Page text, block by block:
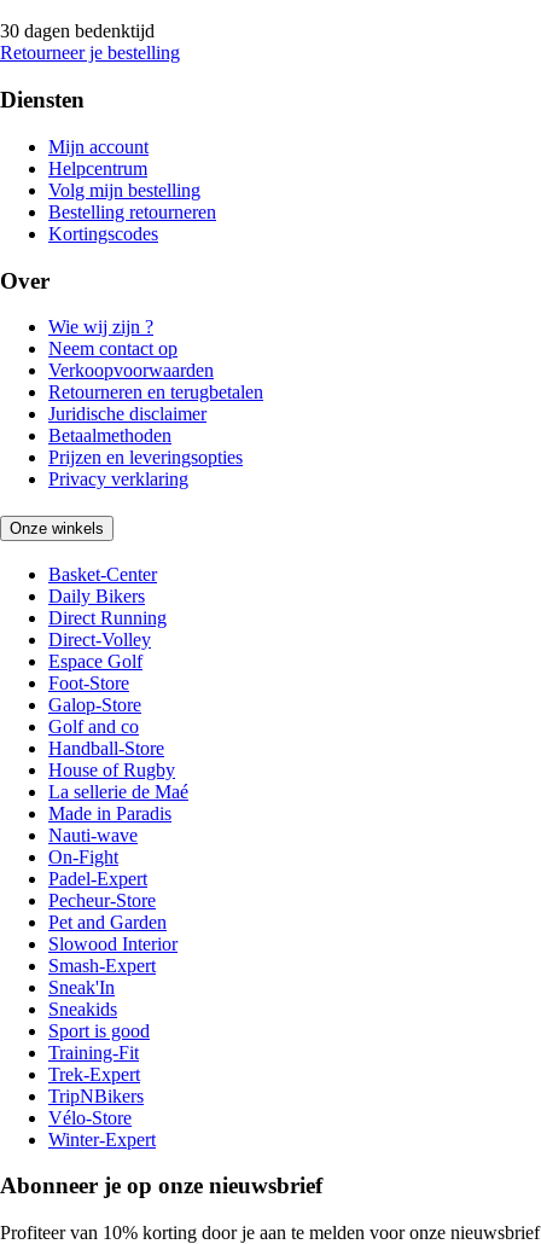
30 dagen bedenktijd
Retourneer je bestelling
Diensten
Mijn account
Helpcentrum
Volg mijn bestelling
Bestelling retourneren
Kortingscodes
Over
Wie wij zijn ?
Neem contact op
Verkoopvoorwaarden
Retourneren en terugbetalen
Juridische disclaimer
Betaalmethoden
Prijzen en leveringsopties
Privacy verklaring
Onze winkels
Basket-Center
Daily Bikers
Direct Running
Direct-Volley
Espace Golf
Foot-Store
Galop-Store
Golf and co
Handball-Store
House of Rugby
La sellerie de Maé
Made in Paradis
Nauti-wave
On-Fight
Padel-Expert
Pecheur-Store
Pet and Garden
Slowood Interior
Smash-Expert
Sneak'In
Sneakids
Sport is good
Training-Fit
Trek-Expert
TripNBikers
Vélo-Store
Winter-Expert
Abonneer je op onze nieuwsbrief
Profiteer van 10% korting door je aan te melden voor onze nieuwsbrief